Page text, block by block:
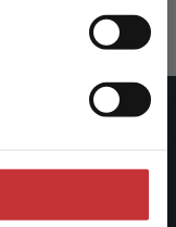
kurslitteratur,